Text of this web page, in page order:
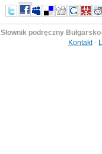
Słownik podręczny
Kontakt-